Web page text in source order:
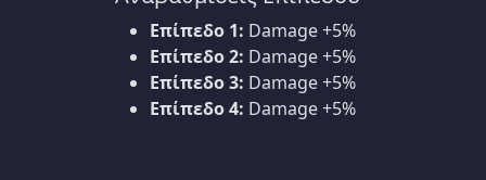
Επίπεδο 1: Damage +5%
Επίπεδο 2: Damage +5%
Επίπεδο 3: Damage +5%
Επίπεδο 4: Damage +5%